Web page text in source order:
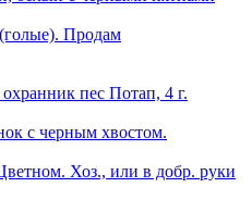
Продам
пес Потап, 4 г.
с черным хвостом.
Хоз., или в добр. руки